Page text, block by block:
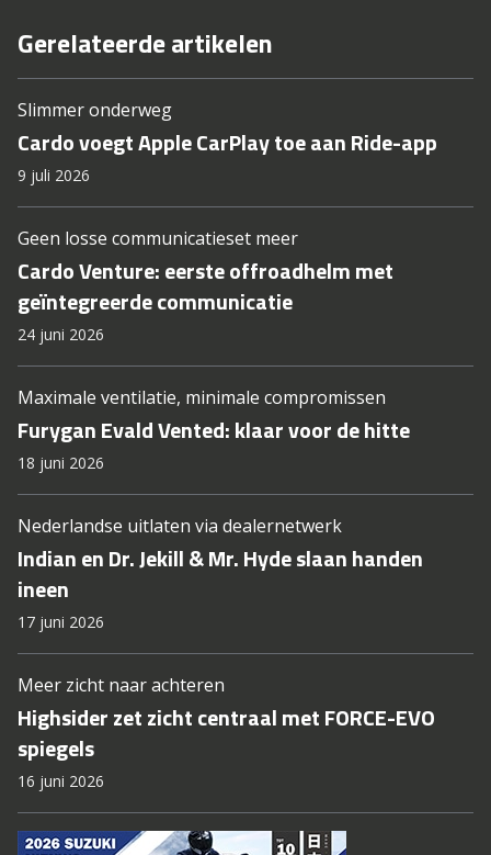
Gerelateerde artikelen
Slimmer onderweg
Cardo voegt Apple CarPlay toe aan Ride-app
9 juli 2026
Geen losse communicatieset meer
Cardo Venture: eerste offroadhelm met
geïntegreerde communicatie
24 juni 2026
Maximale ventilatie, minimale compromissen
Furygan Evald Vented: klaar voor de hitte
18 juni 2026
Nederlandse uitlaten via dealernetwerk
Indian en Dr. Jekill & Mr. Hyde slaan handen
ineen
17 juni 2026
Meer zicht naar achteren
Highsider zet zicht centraal met FORCE-EVO
spiegels
16 juni 2026